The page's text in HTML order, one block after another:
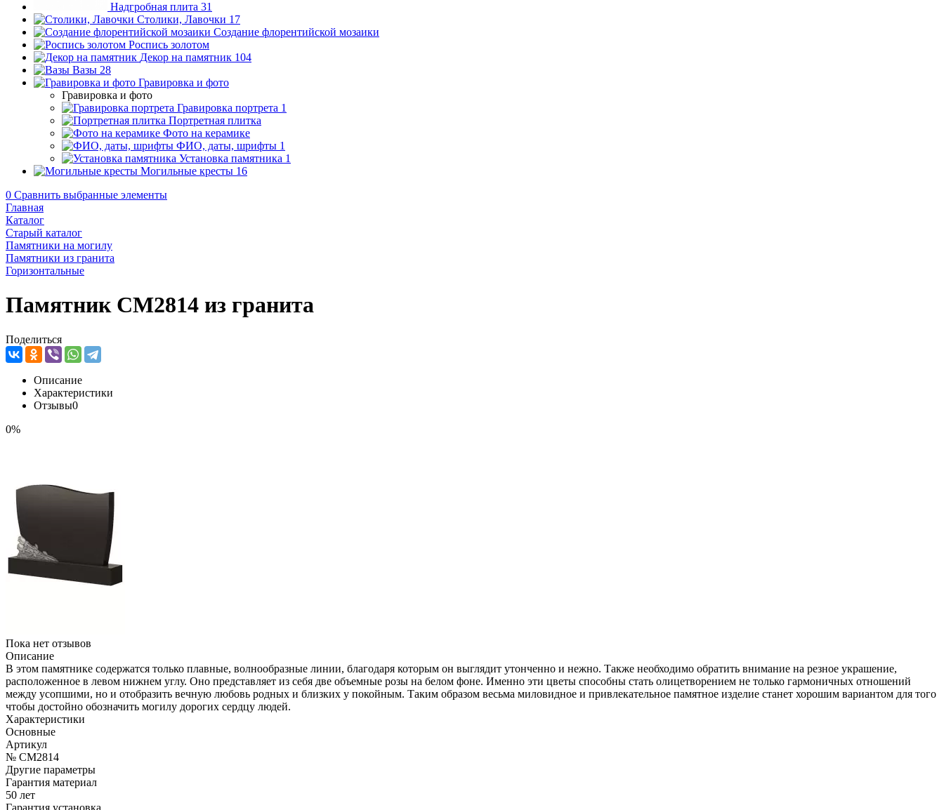
Надгробная плита 31
Столики, Лавочки 17
Создание флорентийской мозаики
Роспись золотом
Декор на памятник 104
Вазы 28
Гравировка и фото
Гравировка и фото
Гравировка портрета 1
Портретная плитка
Фото на керамике
ФИО, даты, шрифты 1
Установка памятника 1
Могильные кресты 16
0 Сравнить выбранные элементы
Главная
Каталог
Старый каталог
Памятники на могилу
Памятники из гранита
Горизонтальные
Памятник CM2814 из гранита
Поделиться
Описание
Характеристики
Отзывы0
0%
Пока нет отзывов
Описание
В этом памятнике содержатся только плавные, волнообразные линии, благодаря которым он выглядит утонченно и нежно. Также необходимо обратить внимание на резное украшение,
расположенное в левом нижнем углу. Оно представляет из себя две объемные розы на белом фоне. Именно эти цветы способны стать олицетворением не только гармоничных отношений
между усопшими, но и отобразить вечную любовь родных и близких у покойным. Таким образом весьма миловидное и привлекательное памятное изделие станет хорошим вариантом для того
чтобы достойно обозначить могилу дорогих сердцу людей.
Характеристики
Основные
Артикул
№ CM2814
Другие параметры
Гарантия материал
50 лет
Гарантия установка